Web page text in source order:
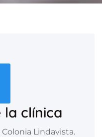
la clínica
Colonia Lindavista.